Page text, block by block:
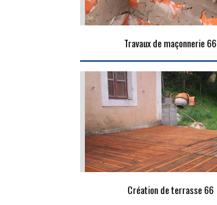
Travaux de maçonnerie 66
Création de terrasse 66